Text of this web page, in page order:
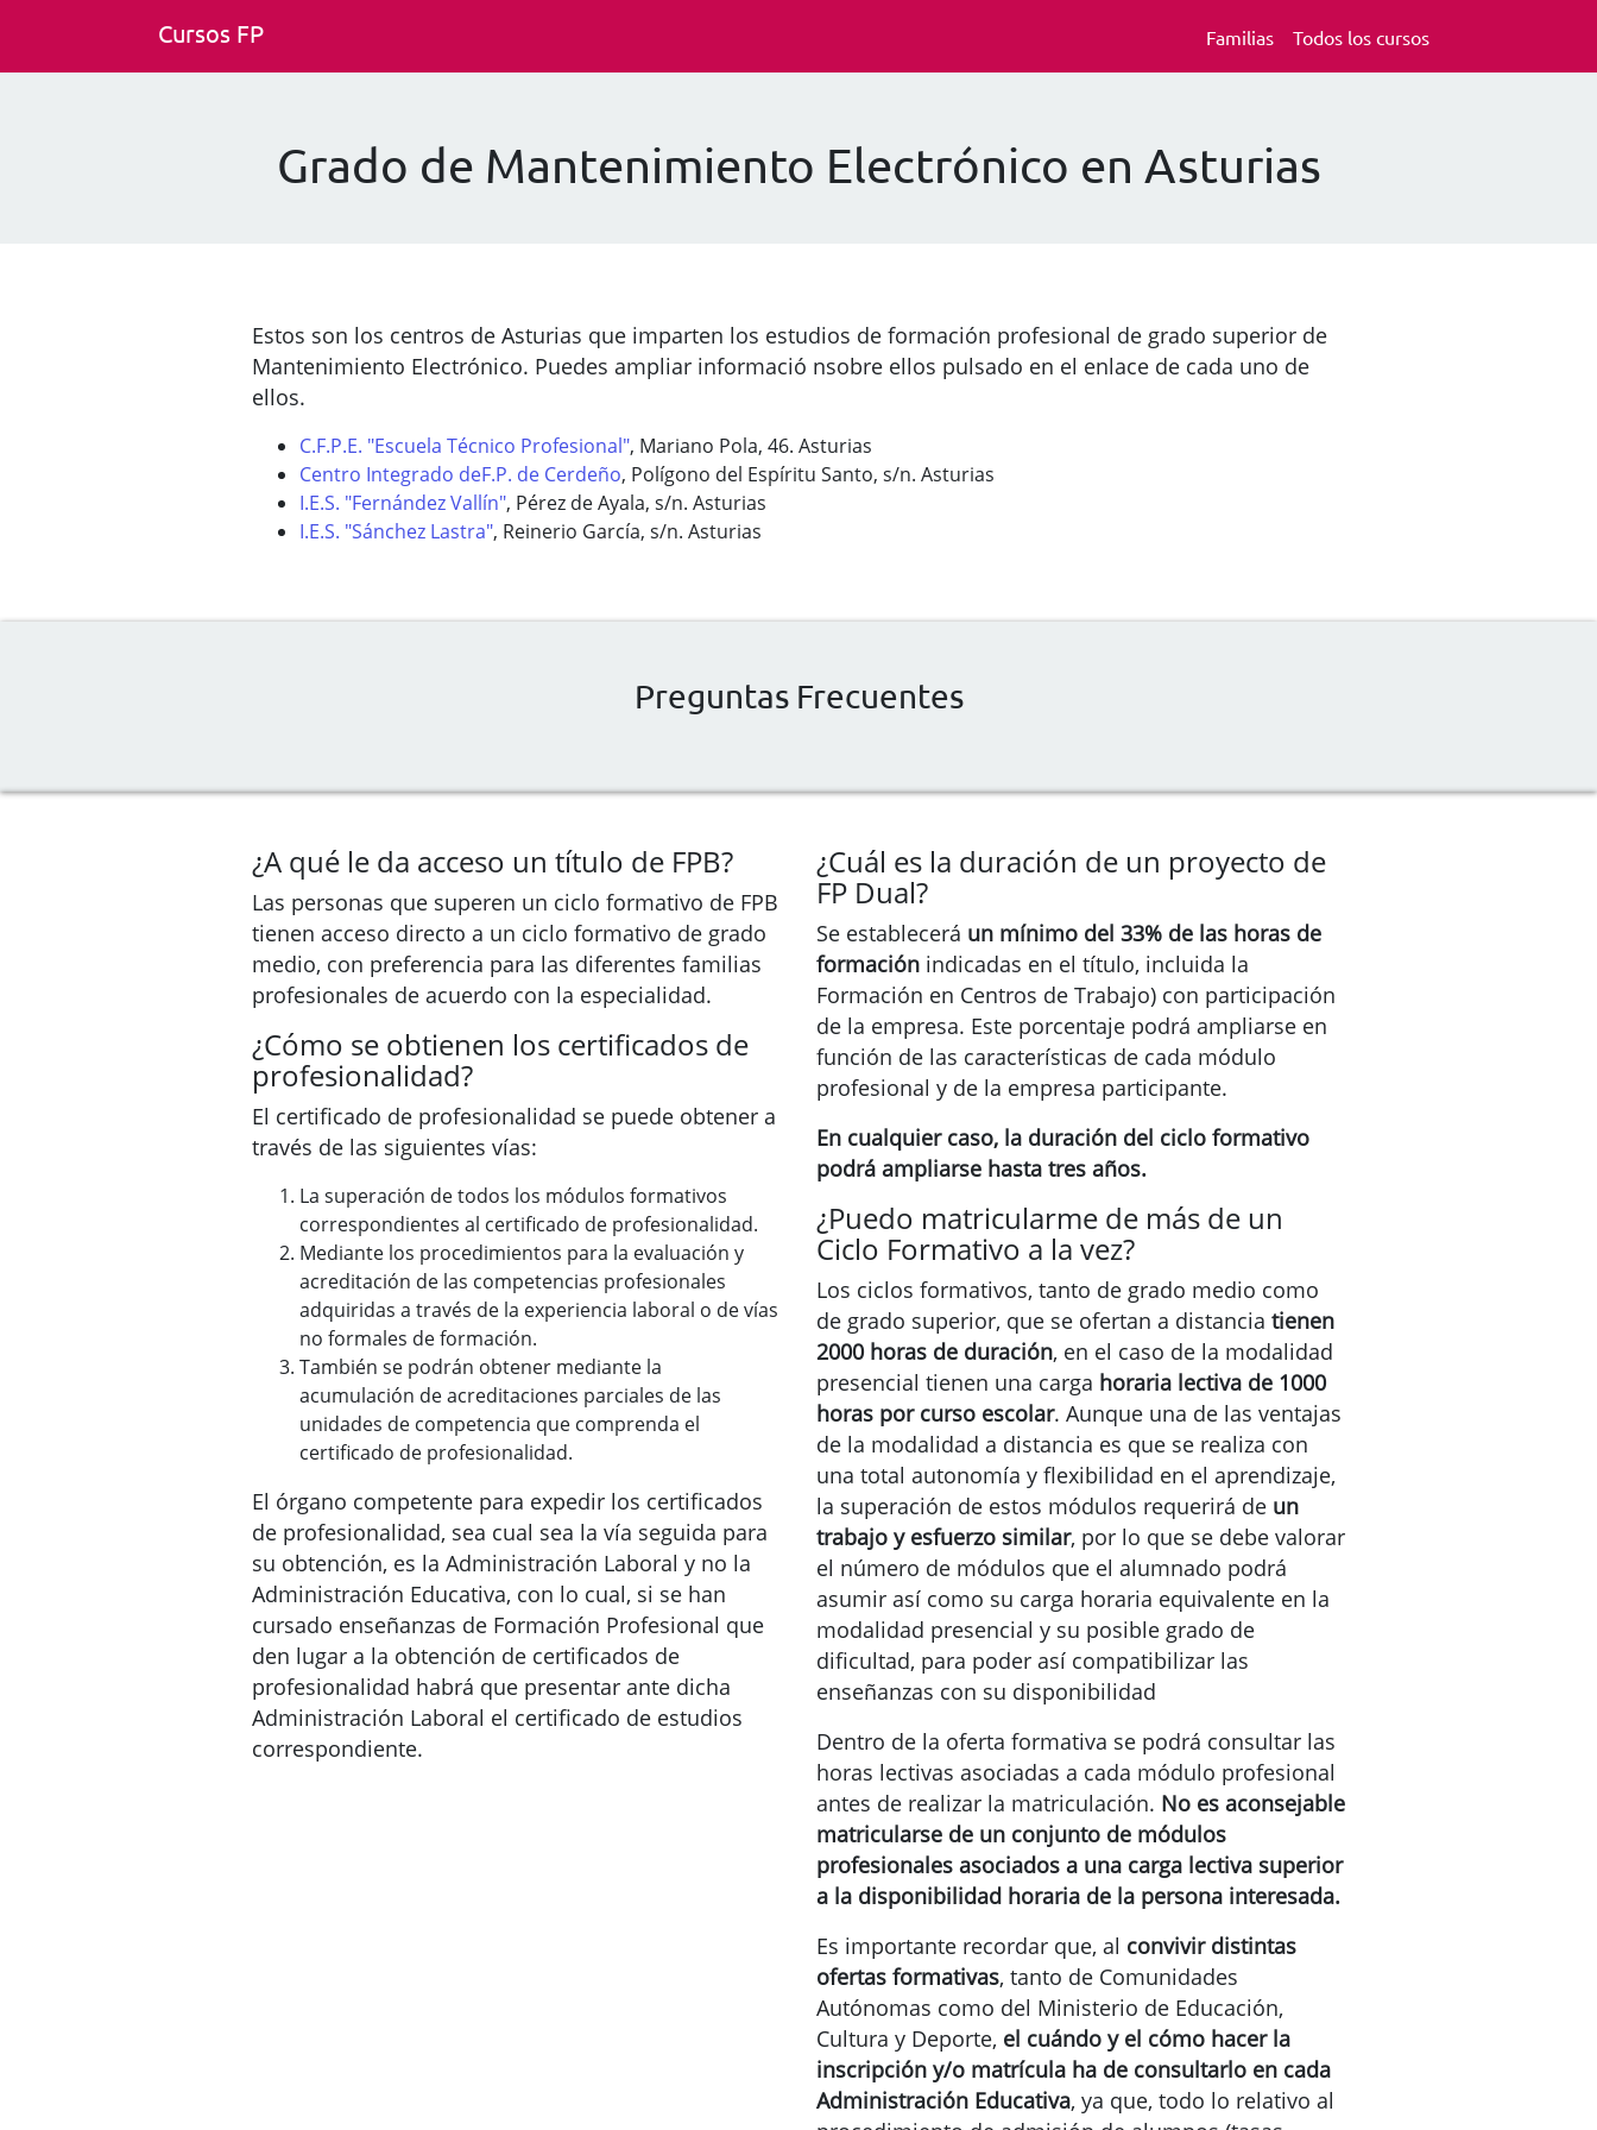
Cursos FP Familias Todos los cursos
Grado de Mantenimiento Electrónico en Asturias
Estos son los centros de Asturias que imparten los estudios de formación profesional de grado superior de
Mantenimiento Electrónico. Puedes ampliar informació nsobre ellos pulsado en el enlace de cada uno de
ellos.
C.F.P.E. "Escuela Técnico Profesional", Mariano Pola, 46. Asturias
Centro Integrado deF.P. de Cerdeño, Polígono del Espíritu Santo, s/n. Asturias
I.E.S. "Fernández Vallín", Pérez de Ayala, s/n. Asturias
I.E.S. "Sánchez Lastra", Reinerio García, s/n. Asturias
Preguntas Frecuentes
¿A qué le da acceso un título de FPB?
Las personas que superen un ciclo formativo de FPB
tienen acceso directo a un ciclo formativo de grado
medio, con preferencia para las diferentes familias
profesionales de acuerdo con la especialidad.
¿Cómo se obtienen los certificados de
profesionalidad?
El certificado de profesionalidad se puede obtener a
través de las siguientes vías:
La superación de todos los módulos formativos
correspondientes al certificado de profesionalidad.
Mediante los procedimientos para la evaluación y
acreditación de las competencias profesionales
adquiridas a través de la experiencia laboral o de vías
no formales de formación.
También se podrán obtener mediante la
acumulación de acreditaciones parciales de las
unidades de competencia que comprenda el
certificado de profesionalidad.
El órgano competente para expedir los certificados
de profesionalidad, sea cual sea la vía seguida para
su obtención, es la Administración Laboral y no la
Administración Educativa, con lo cual, si se han
cursado enseñanzas de Formación Profesional que
den lugar a la obtención de certificados de
profesionalidad habrá que presentar ante dicha
Administración Laboral el certificado de estudios
correspondiente.
¿Cuál es la duración de un proyecto de
FP Dual?
Se establecerá un mínimo del 33% de las horas de
formación indicadas en el título, incluida la
Formación en Centros de Trabajo) con participación
de la empresa. Este porcentaje podrá ampliarse en
función de las características de cada módulo
profesional y de la empresa participante.
En cualquier caso, la duración del ciclo formativo
podrá ampliarse hasta tres años.
¿Puedo matricularme de más de un
Ciclo Formativo a la vez?
Los ciclos formativos, tanto de grado medio como
de grado superior, que se ofertan a distancia tienen
2000 horas de duración, en el caso de la modalidad
presencial tienen una carga horaria lectiva de 1000
horas por curso escolar. Aunque una de las ventajas
de la modalidad a distancia es que se realiza con
una total autonomía y flexibilidad en el aprendizaje,
la superación de estos módulos requerirá de un
trabajo y esfuerzo similar, por lo que se debe valorar
el número de módulos que el alumnado podrá
asumir así como su carga horaria equivalente en la
modalidad presencial y su posible grado de
dificultad, para poder así compatibilizar las
enseñanzas con su disponibilidad
Dentro de la oferta formativa se podrá consultar las
horas lectivas asociadas a cada módulo profesional
antes de realizar la matriculación. No es aconsejable
matricularse de un conjunto de módulos
profesionales asociados a una carga lectiva superior
a la disponibilidad horaria de la persona interesada.
Es importante recordar que, al convivir distintas
ofertas formativas, tanto de Comunidades
Autónomas como del Ministerio de Educación,
Cultura y Deporte, el cuándo y el cómo hacer la
inscripción y/o matrícula ha de consultarlo en cada
Administración Educativa, ya que, todo lo relativo al